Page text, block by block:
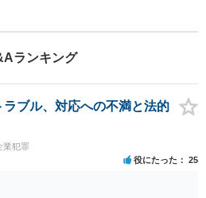
。一人ひとりに誠意を
尽力しますので、ぜひ
談ください。
ランキング
ブル、対応への不満と法的
業犯罪
役にたった 25